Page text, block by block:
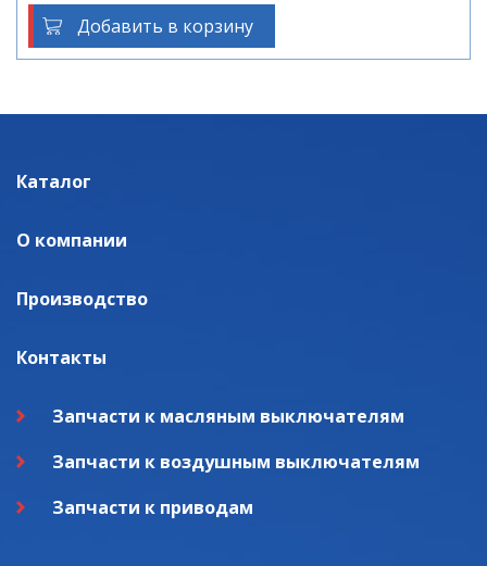
Добавить в корзину
Каталог
О компании
Производство
Контакты
Запчасти к масляным выключателям
Запчасти к воздушным выключателям
Запчасти к приводам